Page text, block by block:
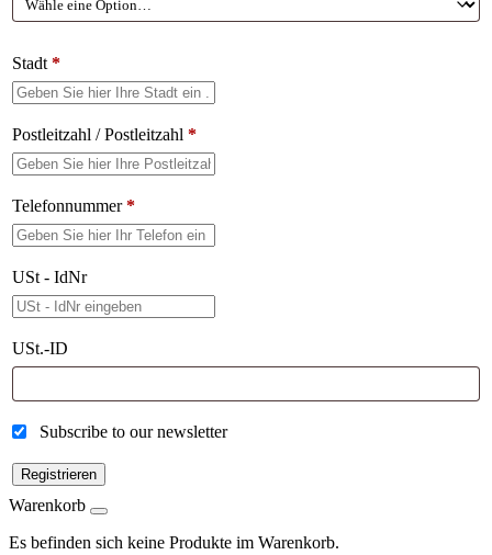
Stadt *
Postleitzahl / Postleitzahl *
Telefonnummer*
USt - IdNr
USt.-ID
Subscribe to our newsletter
Registrieren
Warenkorb
Es befinden sich keine Produkte im Warenkorb.